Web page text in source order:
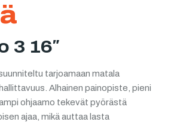
3 16″
tarjoamaan matala
Alhainen painopiste, pieni
ohjaamo tekevät pyörästä
ajaa, mikä auttaa lasta